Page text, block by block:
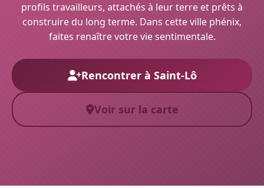
profils travailleurs, attachés à leur terre et prêts à
construire du long terme. Dans cette ville phénix,
faites renaître votre vie sentimentale.
Rencontrer à Saint-Lô
Voir sur la carte